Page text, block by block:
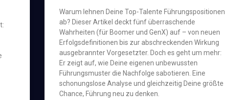
Warum lehnen Deine Top-Talente Führungspositionen
ab? Dieser Artikel deckt fünf überraschende
Wahrheiten (für Boomer und GenX) auf – von neuen
Erfolgsdefinitionen bis zur abschreckenden Wirkung
ausgebrannter Vorgesetzter. Doch es geht um mehr:
Er zeigt auf, wie Deine eigenen unbewussten
Führungsmuster die Nachfolge sabotieren. Eine
schonungslose Analyse und gleichzeitig Deine größte
Chance, Führung neu zu denken.